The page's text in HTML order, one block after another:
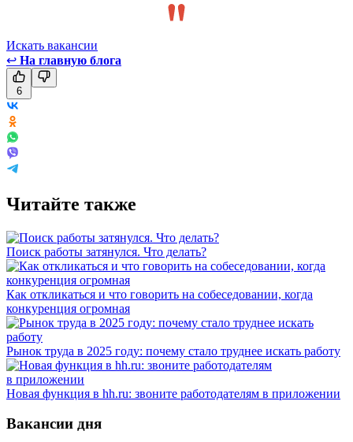
Искать вакансии
↩ На главную блога
6
Читайте также
Поиск работы затянулся. Что делать?
Как откликаться и что говорить на собеседовании, когда
конкуренция огромная
Рынок труда в 2025 году: почему стало труднее искать работу
Новая функция в hh.ru: звоните работодателям в приложении
Вакансии дня